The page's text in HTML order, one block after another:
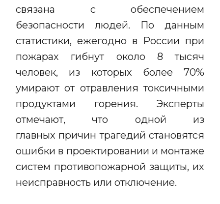
связана с обеспечением
безопасности людей. По данным
статистики, ежегодно в России при
пожарах гибнут около 8 тысяч
человек, из которых более 70%
умирают от отравления токсичными
продуктами горения. Эксперты
отмечают, что одной из
главных причин трагедий становятся
ошибки в проектировании и монтаже
систем противопожарной защиты, их
неисправность или отключение.